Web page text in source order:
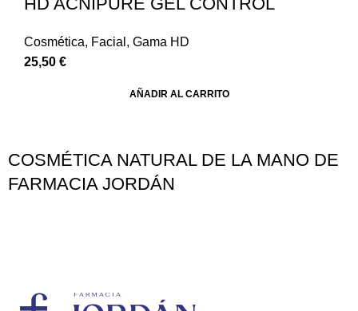
Cosmética, Facial , Gama HD
25,50 €
AÑADIR AL CARRITO
COSMÉTICA NATURAL DE LA MANO DE
FARMACIA JORDÁN